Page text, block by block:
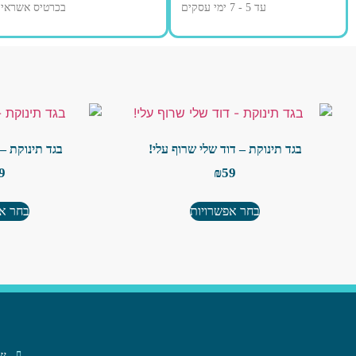
בכרטיס אשראי
עד 5 - 7 ימי עסקים
בגד תינוקת – דוד שלי שרוף עלי!
₪59
בחר אפשרויות
בגד תינוקת
בחר